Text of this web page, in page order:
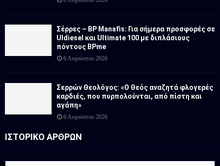
Σέρρες – BP Manafis: Για σήμερα προσφορές σε
Uldiesel και Ultimate 100 με διπλάσιους
πόντους BPme
6 Αυγούστου 2026
Σερρών Θεολόγος: «Ο Θεός αναζητά φλογερές
καρδιές, που πυρπολούνται, από πίστη και
αγάπη»
6 Αυγούστου 2026
ΙΣΤΟΡΙΚΟ ΑΡΘΡΩΝ